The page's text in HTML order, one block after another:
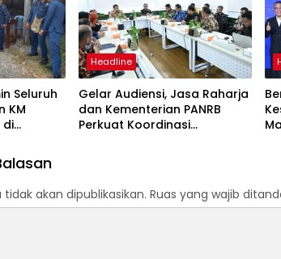
Seluruh
KM
di
Headline
Gelar Audiensi, Jasa Raharja
dan Kementerian PANRB
Perkuat Koordinasi
akan dipublikasikan. Ruas yang wajib